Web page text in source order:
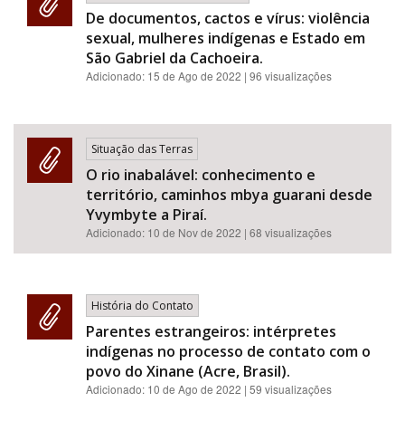
De documentos, cactos e vírus: violência
sexual, mulheres indígenas e Estado em
São Gabriel da Cachoeira.
Adicionado: 15 de Ago de 2022 | 96 visualizações
Situação das Terras
O rio inabalável: conhecimento e
território, caminhos mbya guarani desde
Yvymbyte a Piraí.
Adicionado: 10 de Nov de 2022 | 68 visualizações
História do Contato
Parentes estrangeiros: intérpretes
indígenas no processo de contato com o
povo do Xinane (Acre, Brasil).
Adicionado: 10 de Ago de 2022 | 59 visualizações